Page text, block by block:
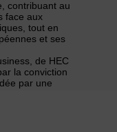
contribuant au
face aux
tout en
et ses
de HEC
la conviction
par une